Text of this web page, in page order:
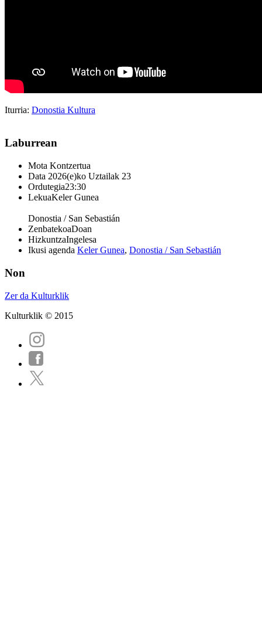
Iturria: Donostia Kultura
Laburrean
Mota Kontzertua
Data 2026(e)ko Uztailak 23
Ordutegia23:30
LekuaKeler Gunea
Donostia / San Sebastián
ZenbatekoaDoan
HizkuntzaIngelesa
Ikusi agenda Keler Gunea, Donostia / San Sebastián
Non
Zer da Kulturklik
Kulturklik © 2015